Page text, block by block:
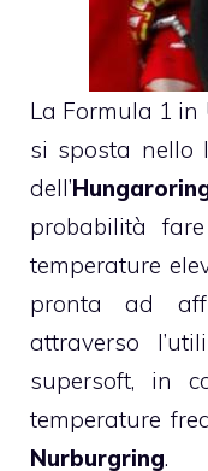
La Formula 1 in
si sposta nello
dell’
probabilità
temperature
pronta ad
attraverso
supersoft, in
temperature
Nurburgring.